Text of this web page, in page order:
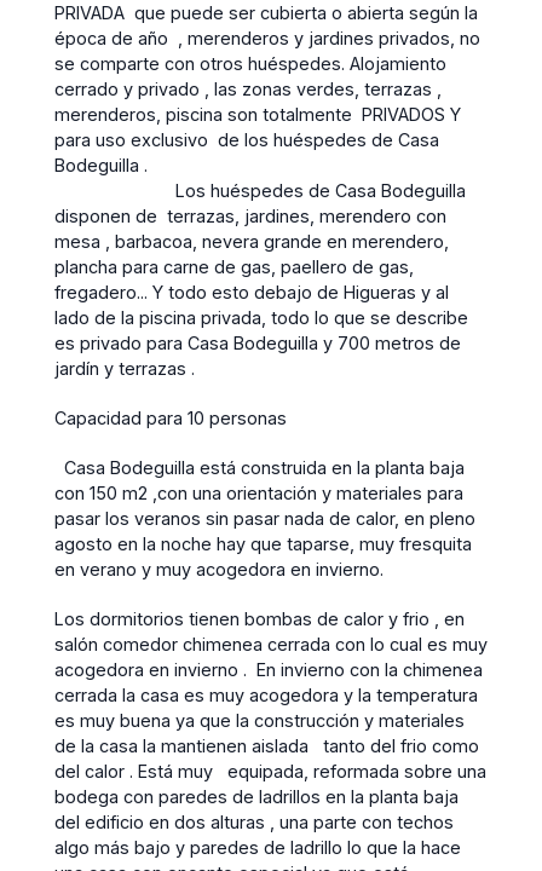
PRIVADA que puede ser cubierta o abierta según la
época de año , merenderos y jardines privados, no
se comparte con otros huéspedes. Alojamiento
cerrado y privado , las zonas verdes, terrazas ,
merenderos, piscina son totalmente PRIVADOS Y
para uso exclusivo de los huéspedes de Casa
Bodeguilla .
Los huéspedes de Casa Bodeguilla
disponen de terrazas, jardines, merendero con
mesa , barbacoa, nevera grande en merendero,
plancha para carne de gas, paellero de gas,
fregadero... Y todo esto debajo de Higueras y al
lado de la piscina privada, todo lo que se describe
es privado para Casa Bodeguilla y 700 metros de
jardín y terrazas .
Capacidad para 10 personas
Casa Bodeguilla está construida en la planta baja
con 150 m2 ,con una orientación y materiales para
pasar los veranos sin pasar nada de calor, en pleno
agosto en la noche hay que taparse, muy fresquita
en verano y muy acogedora en invierno.
Los dormitorios tienen bombas de calor y frio , en
salón comedor chimenea cerrada con lo cual es muy
acogedora en invierno . En invierno con la chimenea
cerrada la casa es muy acogedora y la temperatura
es muy buena ya que la construcción y materiales
de la casa la mantienen aislada tanto del frio como
del calor . Está muy equipada, reformada sobre una
bodega con paredes de ladrillos en la planta baja
del edificio en dos alturas , una parte con techos
algo más bajo y paredes de ladrillo lo que la hace